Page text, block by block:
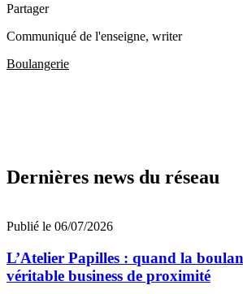
Partager
Communiqué de l'enseigne, writer
Boulangerie
Dernières news du réseau
Publié le 06/07/2026
L’Atelier Papilles : quand la
véritable business de proximité